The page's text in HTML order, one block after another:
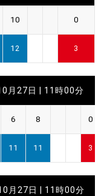
10 0
12 3
月27日 | 11時00分
6 8 0
11 11 3
月27日 | 11時00分